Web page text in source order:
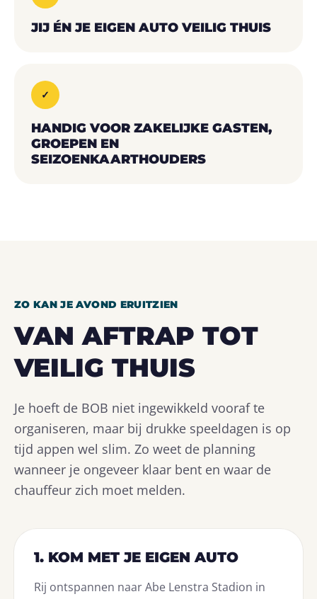
JIJ ÉN JE EIGEN AUTO VEILIG THUIS
✓
HANDIG VOOR ZAKELIJKE GASTEN,
GROEPEN EN
SEIZOENKAARTHOUDERS
ZO KAN JE AVOND ERUITZIEN
VAN AFTRAP TOT
VEILIG THUIS
Je hoeft de BOB niet ingewikkeld vooraf te
organiseren, maar bij drukke speeldagen is op
tijd appen wel slim. Zo weet de planning
wanneer je ongeveer klaar bent en waar de
chauffeur zich moet melden.
1. KOM MET JE EIGEN AUTO
Rij ontspannen naar Abe Lenstra Stadion in